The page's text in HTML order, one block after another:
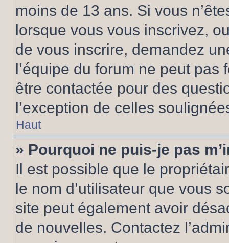
moins de 13 ans. Si vous
lorsque vous vous inscrivez,
de vous inscrire, demandez
l’équipe du forum ne peut
être contactée pour des
l’exception de celles
Haut
» Pourquoi ne puis-je pas
Il est possible que le
le nom d’utilisateur que vous
site peut également avoir
de nouvelles. Contactez